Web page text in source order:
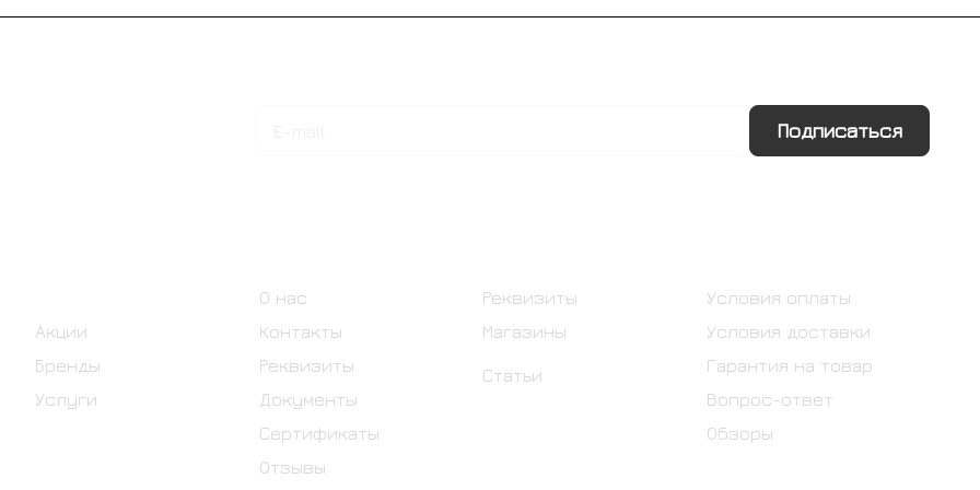
Подписаться
Акции
Бренды
Услуги
О нас
Контакты
Реквизиты
Документы
Сертификаты
Отзывы
Реквизиты
Магазины
Статьи
Условия оплаты
Условия доставки
Гарантия на товар
Вопрос-ответ
Обзоры